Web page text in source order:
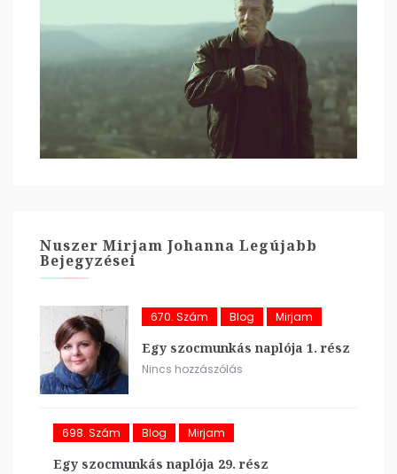
Nuszer Mirjam Johanna Legújabb
Bejegyzései
670. Szám Blog Mirjam
Egy szocmunkás naplója 1. rész
Nincs hozzászólás
698. Szám Blog Mirjam
Egy szocmunkás naplója 29. rész